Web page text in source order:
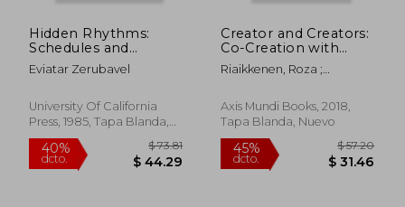
Hidden Rhythms:
Schedules and
Calendars in Social
Life (en Inglés)
Eviatar Zerubavel
University Of California
Press, 1985, Tapa Blanda,
Nuevo
Creator and Creators:
Co-Creation with
Nature - A Synthesis
of Spiritual
Science (en Inglés)
Riaikkenen, Roza ;
Axis Mundi Books, 2018,
Tapa Blanda, Nuevo